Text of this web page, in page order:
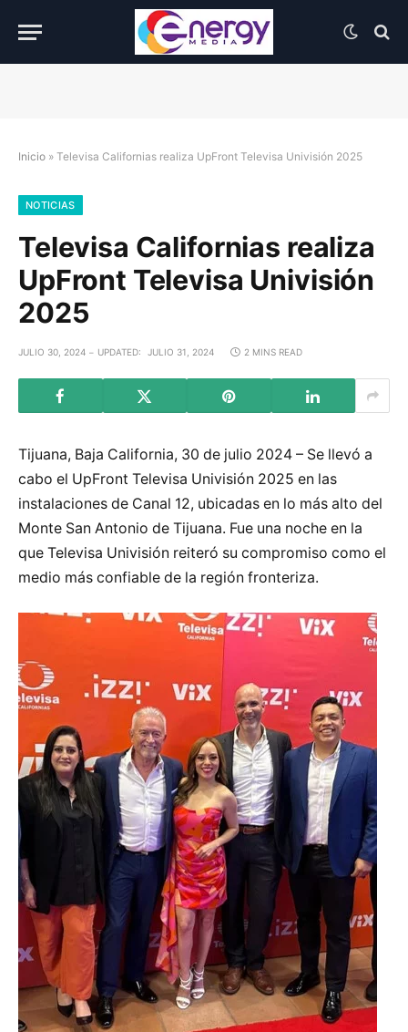
Inicio » Televisa Californias realiza UpFront Televisa Univisión 2025
NOTICIAS
Televisa Californias realiza
UpFront Televisa Univisión
2025
JULIO 30, 2024 UPDATED: JULIO 31, 2024 2 MINS READ
Tijuana, Baja California, 30 de julio 2024 – Se llevó a
cabo el UpFront Televisa Univisión 2025 en las
instalaciones de Canal 12, ubicadas en lo más alto del
Monte San Antonio de Tijuana. Fue una noche en la
que Televisa Univisión reiteró su compromiso como el
medio más confiable de la región fronteriza.